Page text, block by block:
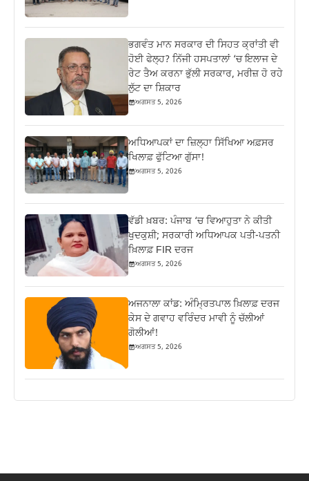
ਭਗਵੰਤ ਮਾਨ ਸਰਕਾਰ ਦੀ ਸਿਹਤ ਕ੍ਰਾਂਤੀ ਵੀ
ਹੋਈ ਫੇਲ੍ਹ? ਨਿੱਜੀ ਹਸਪਤਾਲਾਂ ‘ਚ ਇਲਾਜ ਦੇ
ਰੇਟ ਤੈਅ ਕਰਨਾ ਭੁੱਲੀ ਸਰਕਾਰ, ਮਰੀਜ਼ ਹੋ ਰਹੇ
ਲੁੱਟ ਦਾ ਸ਼ਿਕਾਰ
ਅਗਸਤ 5, 2026
ਅਧਿਆਪਕਾਂ ਦਾ ਜ਼‍ਿਲ੍ਹਾ ਸਿੱਖਿਆ ਅਫ਼ਸਰ
ਖਿਲਾਫ਼ ਫੁੱਟਿਆ ਗੁੱਸਾ!
ਅਗਸਤ 5, 2026
ਵੱਡੀ ਖ਼ਬਰ: ਪੰਜਾਬ ‘ਚ ਵਿਆਹੁਤਾ ਨੇ ਕੀਤੀ
ਖੁਦਕੁਸ਼ੀ; ਸਰਕਾਰੀ ਅਧਿਆਪਕ ਪਤੀ-ਪਤਨੀ
ਖ਼ਿਲਾਫ਼ FIR ਦਰਜ
ਅਗਸਤ 5, 2026
ਅਜਨਾਲਾ ਕਾਂਡ: ਅੰਮ੍ਰਿਤਪਾਲ ਖ਼ਿਲਾਫ਼ ਦਰਜ
ਕੇਸ ਦੇ ਗਵਾਹ ਵਰਿੰਦਰ ਮਾਵੀ ਨੂੰ ਚੱਲੀਆਂ
ਗੋਲੀਆਂ!
ਅਗਸਤ 5, 2026